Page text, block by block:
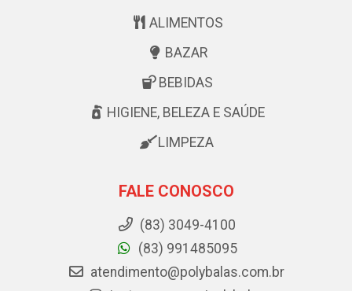
ALIMENTOS
BAZAR
BEBIDAS
HIGIENE, BELEZA E SAÚDE
LIMPEZA
FALE CONOSCO
(83) 3049-4100
(83) 991485095
atendimento@polybalas.com.br